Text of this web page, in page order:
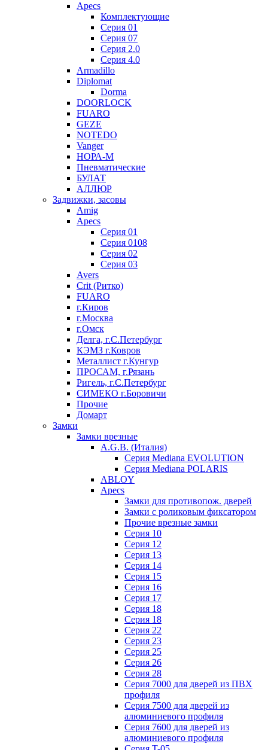
Apecs
Комплектующие
Серия 01
Серия 07
Серия 2.0
Серия 4.0
Armadillo
Diplomat
Dorma
DOORLOCK
FUARO
GEZE
NOTEDO
Vanger
НОРА-М
Пневматические
БУЛАТ
АЛЛЮР
Задвижки, засовы
Amig
Apecs
Серия 01
Серия 0108
Серия 02
Серия 03
Avers
Crit (Ритко)
FUARO
г.Киров
г.Москва
г.Омск
Делга, г.С.Петербург
КЭМЗ г.Ковров
Металлист г.Кунгур
ПРОСАМ, г.Рязань
Ригель, г.С.Петербург
СИМЕКО г.Боровичи
Прочие
Домарт
Замки
Замки врезные
A.G.B. (Италия)
Серия Mediana EVOLUTION
Серия Mediana POLARIS
ABLOY
Apecs
Замки для противопож. дверей
Замки с роликовым фиксатором
Прочие врезные замки
Серия 10
Серия 12
Серия 13
Серия 14
Серия 15
Серия 16
Серия 17
Серия 18
Серия 18
Серия 22
Серия 23
Серия 25
Серия 26
Серия 28
Серия 7000 для дверей из ПВХ
профиля
Серия 7500 для дверей из
алюминиевого профиля
Серия 7600 для дверей из
алюминиевого профиля